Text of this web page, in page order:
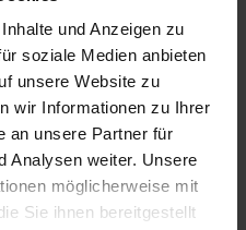
und Anzeigen zu
soziale Medien anbieten
unsere Website zu
wir Informationen zu Ihrer
an unsere Partner für
Analysen weiter. Unsere
möglicherweise mit
Sie ihnen bereitgestellt
Pro Stück Einbauort: Schalthebel
€*
Schaltanzeige, 67, für
713422
ACP All Classic Parts, Inc.